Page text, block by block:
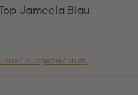
Jameela Blau
ausgezeichnet.